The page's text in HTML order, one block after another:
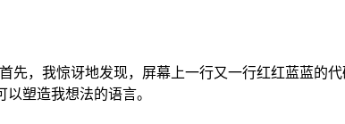
先，我惊讶地发现，屏幕上一行又一行红红蓝蓝的
塑造我想法的语言。